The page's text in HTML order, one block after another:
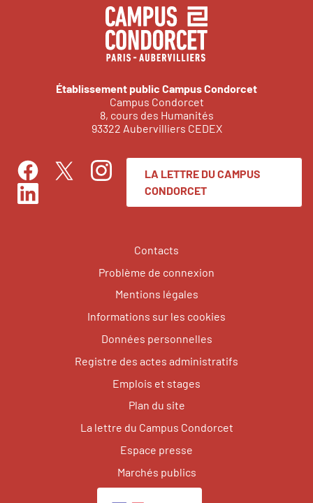
Établissement public Campus Condorcet
Campus Condorcet
8, cours des Humanités
93322 Aubervilliers CEDEX
FacebookTwitterInstagram
LinkedIn
LA LETTRE DU CAMPUS
CONDORCET
Contacts
Problème de connexion
Mentions légales
Informations sur les cookies
Données personnelles
Registre des actes administratifs
Emplois et stages
Plan du site
La lettre du Campus Condorcet
Espace presse
Marchés publics